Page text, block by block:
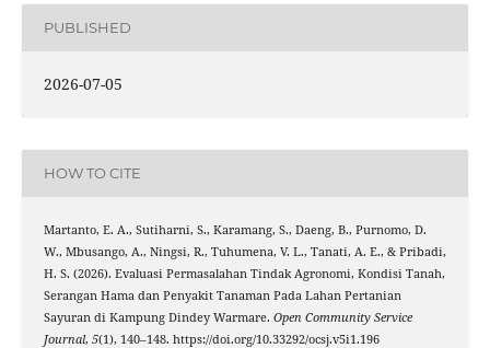
PUBLISHED
2026-07-05
HOW TO CITE
Martanto, E. A., Sutiharni, S., Karamang, S., Daeng, B., Purnomo, D.
W., Mbusango, A., Ningsi, R., Tuhumena, V. L., Tanati, A. E., & Pribadi,
H. S. (2026). Evaluasi Permasalahan Tindak Agronomi, Kondisi Tanah,
Serangan Hama dan Penyakit Tanaman Pada Lahan Pertanian
Sayuran di Kampung Dindey Warmare. Open Community Service
Journal, 5(1), 140–148. https://doi.org/10.33292/ocsj.v5i1.196